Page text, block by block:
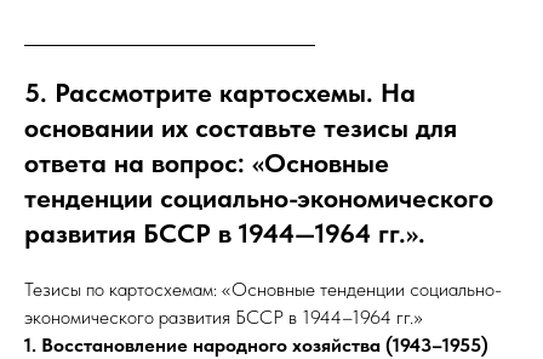
5. Рассмотрите картосхемы. На
основании их составьте тезисы для
ответа на вопрос: «Основные
тенденции социально-экономического
развития БССР в 1944—1964 гг.».
Тезисы по картосхемам: «Основные тенденции социально-
экономического развития БССР в 1944–1964 гг.»
1. Восстановление народного хозяйства (1943–1955)